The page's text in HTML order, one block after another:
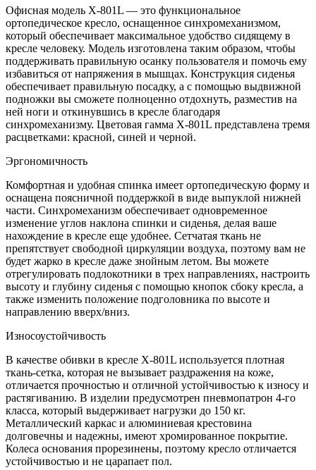
Офисная модель X-801L — это функциональное
ортопедическое кресло, оснащенное синхромеханизмом,
который обеспечивает максимальное удобство сидящему в
кресле человеку. Модель изготовлена таким образом, чтобы
поддерживать правильную осанку пользователя и помочь ему
избавиться от напряжения в мышцах. Конструкция сиденья
обеспечивает правильную посадку, а с помощью выдвижной
подножки вы сможете полноценно отдохнуть, разместив на
ней ноги и откинувшись в кресле благодаря
синхромеханизму. Цветовая гамма X-801L представлена тремя
расцветками: красной, синей и черной.
Эргономичность
Комфортная и удобная спинка имеет ортопедическую форму и
оснащена поясничной поддержкой в виде выпуклой нижней
части. Синхромеханизм обеспечивает одновременное
изменение углов наклона спинки и сиденья, делая ваше
нахождение в кресле еще удобнее. Сетчатая ткань не
препятствует свободной циркуляции воздуха, поэтому вам не
будет жарко в кресле даже знойным летом. Вы можете
отрегулировать подлокотники в трех направлениях, настроить
высоту и глубину сиденья с помощью кнопок сбоку кресла, а
также изменить положение подголовника по высоте и
направлению вверх/вниз.
Износоустойчивость
В качестве обивки в кресле X-801L используется плотная
ткань-сетка, которая не вызывает раздражения на коже,
отличается прочностью и отличной устойчивостью к износу и
растягиванию. В изделии предусмотрен пневмопатрон 4-го
класса, который выдерживает нагрузки до 150 кг.
Металлический каркас и алюминиевая крестовина
долговечны и надежны, имеют хромированное покрытие.
Колеса основания прорезинены, поэтому кресло отличается
устойчивостью и не царапает пол.